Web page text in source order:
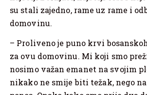
su stali zajedno, rame uz rame i
domovinu.
– Proliveno je puno krvi
za ovu domovinu. Mi koji smo
nosimo važan emanet na svojim
nikako ne smije biti težak, nego